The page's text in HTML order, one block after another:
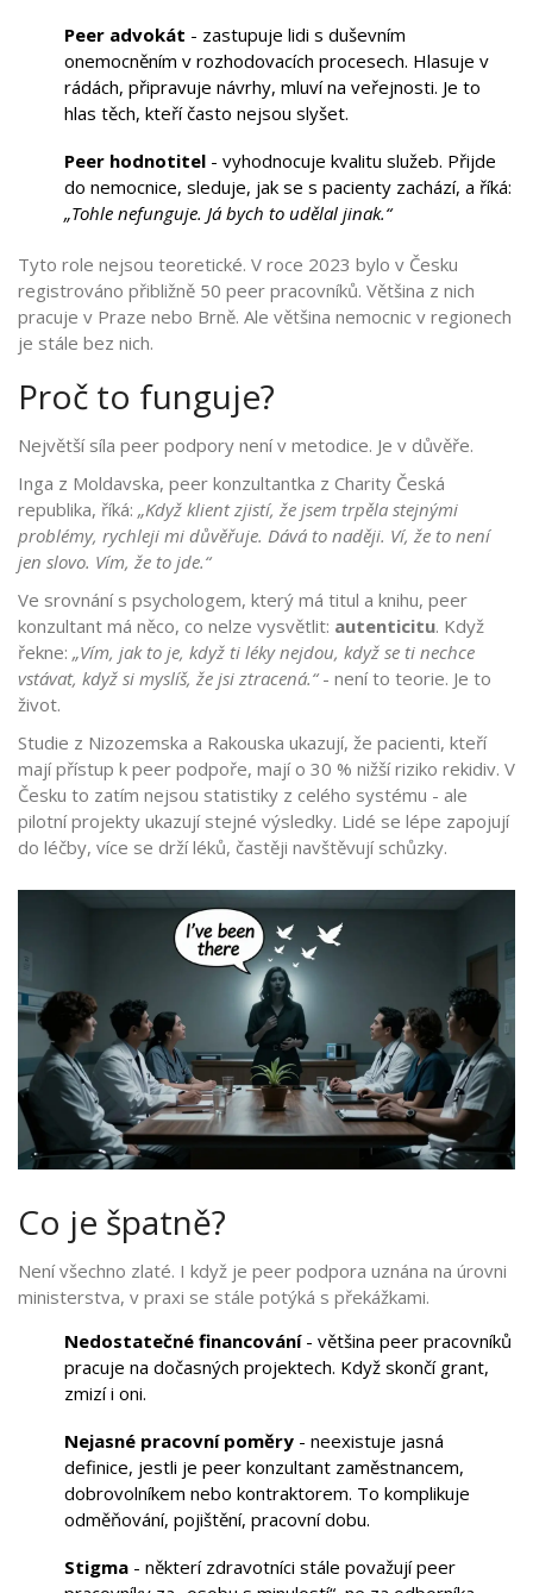
Peer advokát - zastupuje lidi s duševním
onemocněním v rozhodovacích procesech. Hlasuje v
rádách, připravuje návrhy, mluví na veřejnosti. Je to
hlas těch, kteří často nejsou slyšet.
Peer hodnotitel - vyhodnocuje kvalitu služeb. Přijde
do nemocnice, sleduje, jak se s pacienty zachází, a říká:
„Tohle nefunguje. Já bych to udělal jinak.“
Tyto role nejsou teoretické. V roce 2023 bylo v Česku
registrováno přibližně 50 peer pracovníků. Většina z nich
pracuje v Praze nebo Brně. Ale většina nemocnic v regionech
je stále bez nich.
Proč to funguje?
Největší síla peer podpory není v metodice. Je v důvěře.
Inga z Moldavska, peer konzultantka z Charity Česká
republika, říká: „Když klient zjistí, že jsem trpěla stejnými
problémy, rychleji mi důvěřuje. Dává to naději. Ví, že to není
jen slovo. Vím, že to jde.“
Ve srovnání s psychologem, který má titul a knihu, peer
konzultant má něco, co nelze vysvětlit: autenticitu. Když
řekne: „Vím, jak to je, když ti léky nejdou, když se ti nechce
vstávat, když si myslíš, že jsi ztracená.“- není to teorie. Je to
život.
Studie z Nizozemska a Rakouska ukazují, že pacienti, kteří
mají přístup k peer podpoře, mají o 30 % nižší riziko rekidiv. V
Česku to zatím nejsou statistiky z celého systému - ale
pilotní projekty ukazují stejné výsledky. Lidé se lépe zapojují
do léčby, více se drží léků, častěji navštěvují schůzky.
Co je špatně?
Není všechno zlaté. I když je peer podpora uznána na úrovni
ministerstva, v praxi se stále potýká s překážkami.
Nedostatečné financování- většina peer pracovníků
pracuje na dočasných projektech. Když skončí grant,
zmizí i oni.
Nejasné pracovní poměry - neexistuje jasná
definice, jestli je peer konzultant zaměstnancem,
dobrovolníkem nebo kontraktorem. To komplikuje
odměňování, pojištění, pracovní dobu.
Stigma - některí zdravotníci stále považují peer